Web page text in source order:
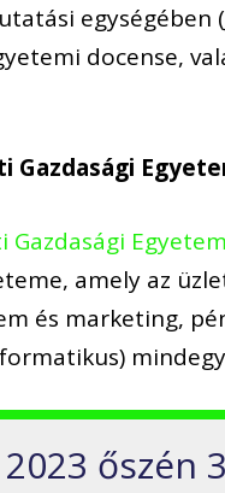
egységében
docense,
Gazdasági
Gazdasági Egyetem
amely az
és marketing,
2023 őszén